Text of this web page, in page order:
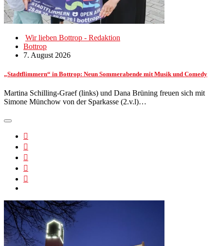
Wir lieben Bottrop - Redaktion
Bottrop
7. August 2026
„Stadtflimmern“ in Bottrop: Neun Sommerabende mit Musik und Comedy
Martina Schilling-Graef (links) und Dana Brüning freuen sich mit
Simone Münchow von der Sparkasse (2.v.l)…